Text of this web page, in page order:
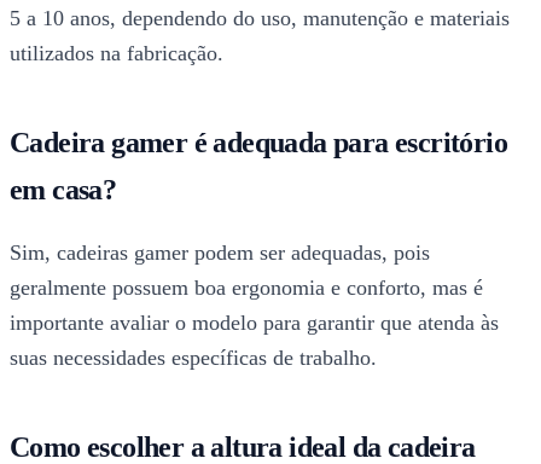
5 a 10 anos, dependendo do uso, manutenção e materiais
utilizados na fabricação.
Cadeira gamer é adequada para escritório
em casa?
Sim, cadeiras gamer podem ser adequadas, pois
geralmente possuem boa ergonomia e conforto, mas é
importante avaliar o modelo para garantir que atenda às
suas necessidades específicas de trabalho.
Como escolher a altura ideal da cadeira